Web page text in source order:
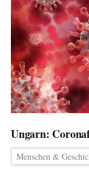
Ungarn:
Menschen &